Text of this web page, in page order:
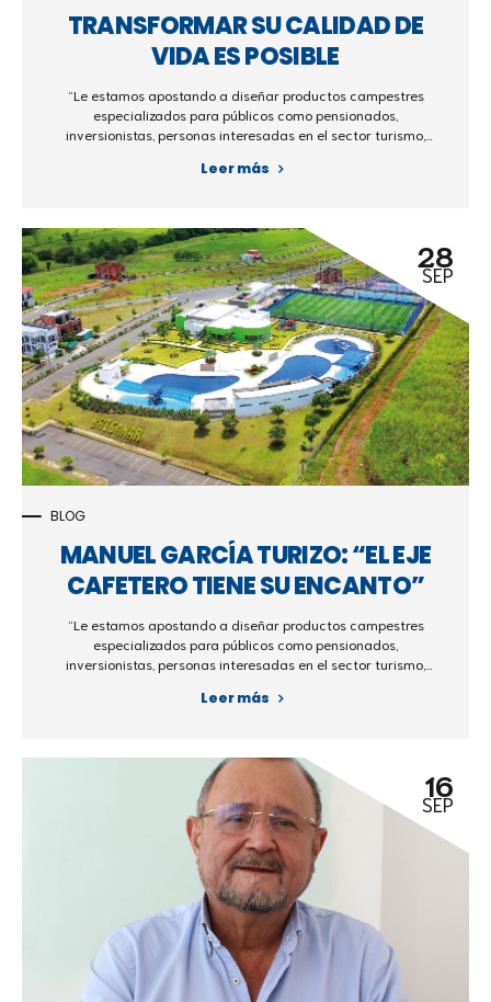
TRANSFORMAR SU CALIDAD DE
VIDA ES POSIBLE
“Le estamos apostando a diseñar productos campestres
especializados para públicos como pensionados,
inversionistas, personas interesadas en el sector turismo,
invertir en Colombia, entre otros’’ afirma Manuel García,
Leer más
BLOG
28
SEP
MANUEL GARCÍA TURIZO: “EL EJE
CAFETERO TIENE SU ENCANTO”
“Le estamos apostando a diseñar productos campestres
especializados para públicos como pensionados,
inversionistas, personas interesadas en el sector turismo,
invertir en Colombia, entre otros’’ afirma Manuel García,
Leer más
16
SEP